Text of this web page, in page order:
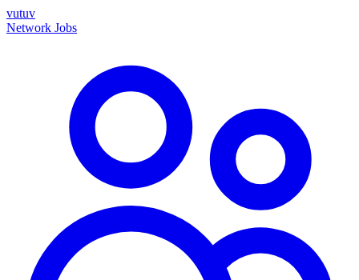
vutuv
Network Jobs